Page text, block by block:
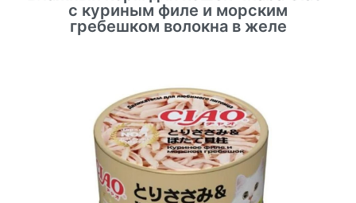
с куриным филе и морским
гребешком волокна в желе